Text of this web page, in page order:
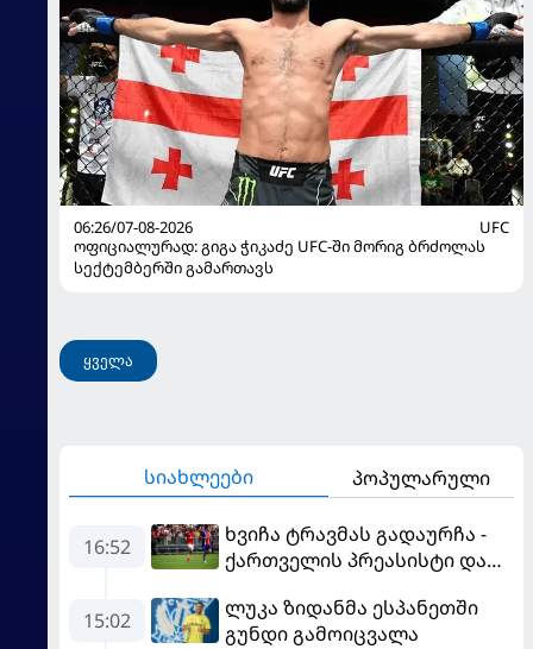
06:26/07-08-2026
UFC
ოფიციალურად: გიგა ჭიკაძე UFC-ში მორიგ ბრძოლას
სექტემბერში გამართავს
ყველა
სიახლეები პოპულარული
16:52
ხვიჩა ტრავმას გადაურჩა -
ქართველის პრეასისტი და
იუნაიტედთან"
15:02
ლუკა ზიდანმა ესპანეთში
გუნდი გამოიცვალა